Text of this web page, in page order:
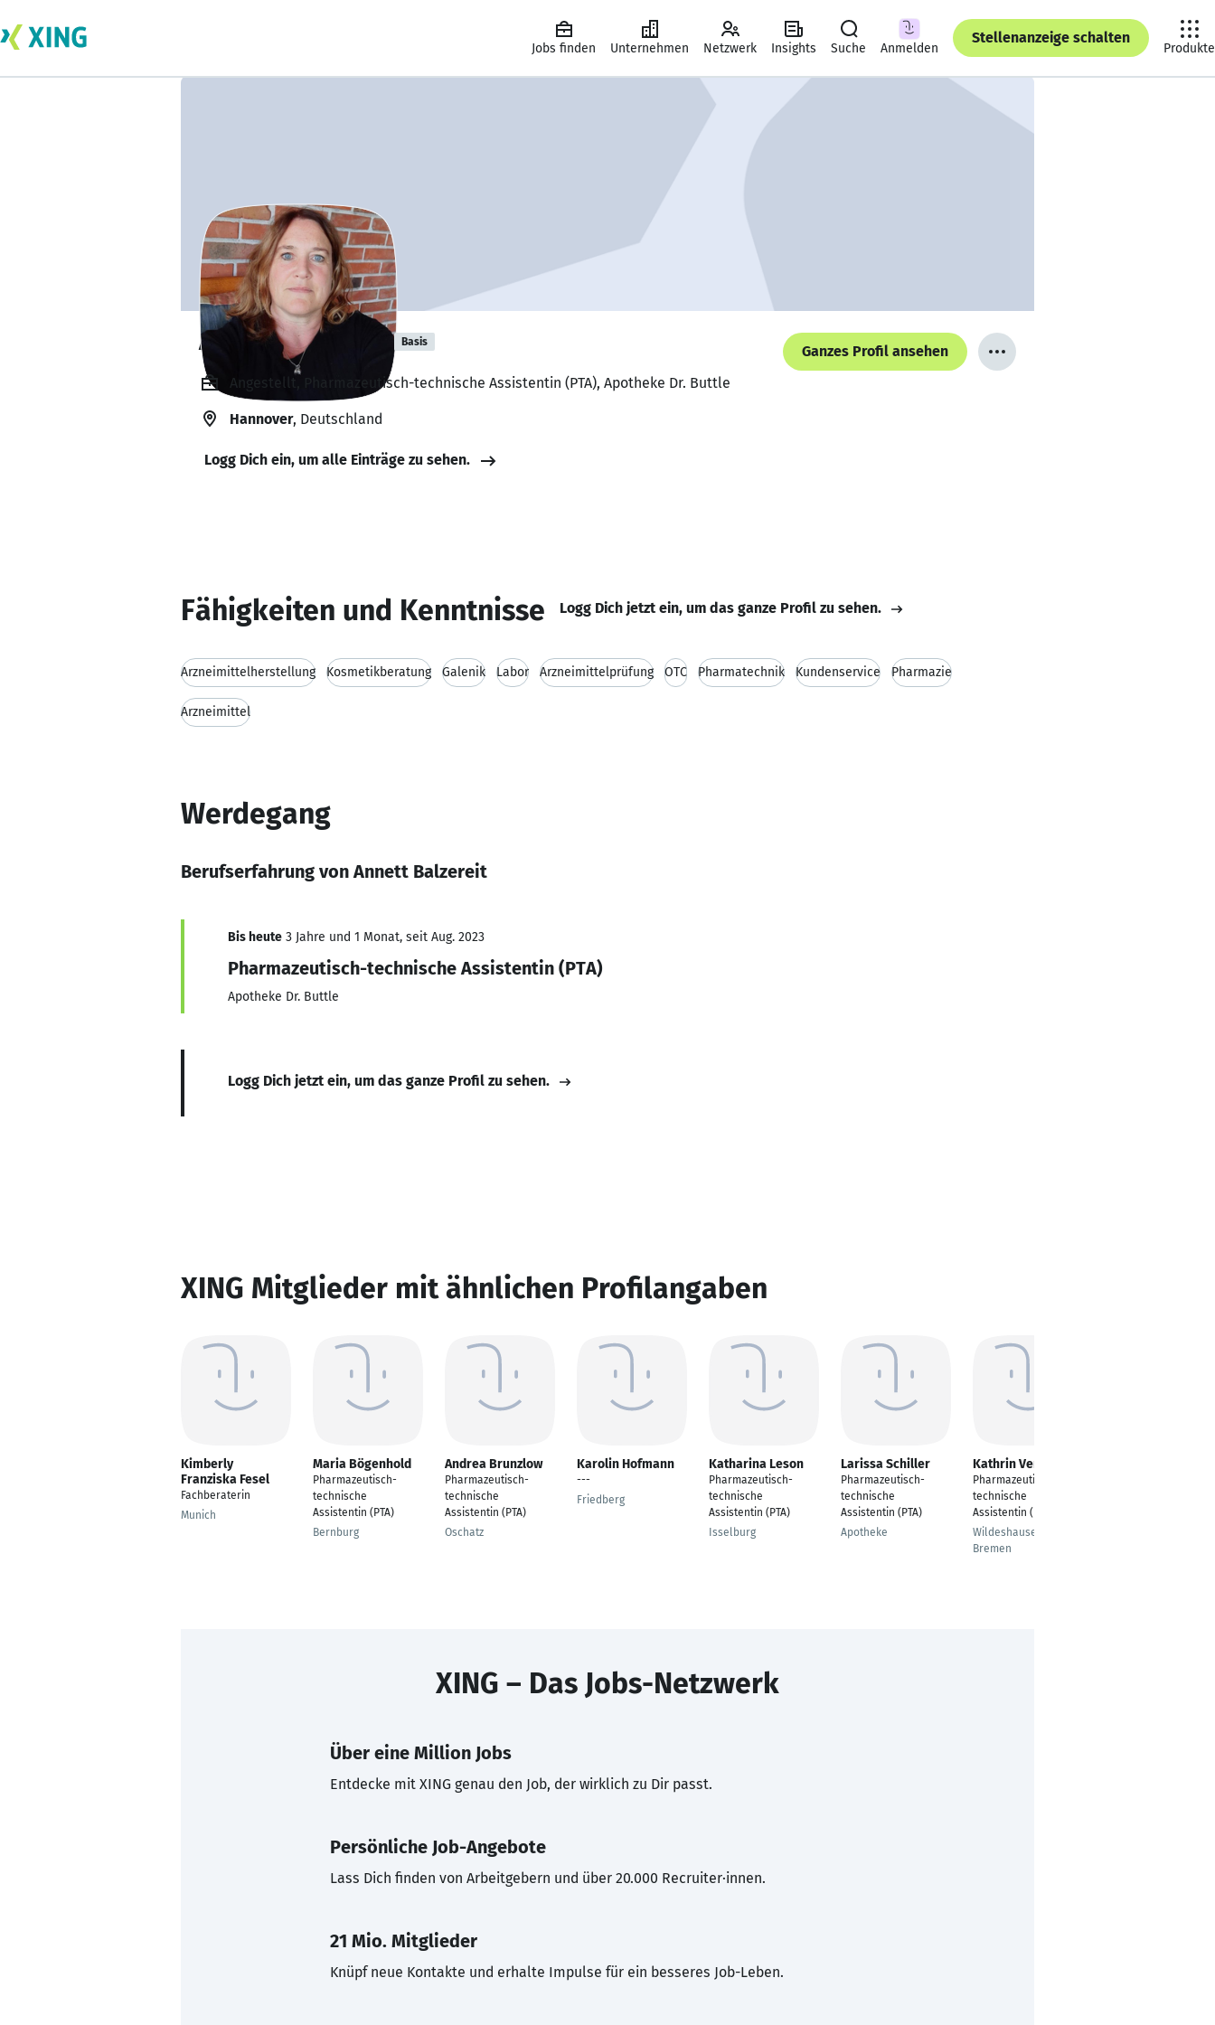
Jobs finden Unternehmen Netzwerk Insights Suche Anmelden
Stellenanzeige schalten
Produkte
Annett Balzereit Basis
Ganzes Profil ansehen
Angestellt, Pharmazeutisch-technische Assistentin (PTA), Apotheke Dr. Buttle
Hannover, Deutschland
Logg Dich ein, um alle Einträge zu sehen.
Fähigkeiten und Kenntnisse Logg Dich jetzt ein, um das ganze Profil zu sehen.
Arzneimittelherstellung Kosmetikberatung Galenik Labor Arzneimittelprüfung OTC Pharmatechnik Kundenservice Pharmazie
Arzneimittel
Werdegang
Berufserfahrung von Annett Balzereit
Bis heute 3 Jahre und 1 Monat, seit Aug. 2023
Pharmazeutisch-technische Assistentin (PTA)
Apotheke Dr. Buttle
Logg Dich jetzt ein, um das ganze Profil zu sehen.
XING Mitglieder mit ähnlichen Profilangaben
Kimberly
Franziska Fesel
Fachberaterin
Munich
Maria Bögenhold
Pharmazeutisch-
technische
Assistentin (PTA)
Bernburg
Andrea Brunzlow
Pharmazeutisch-
technische
Assistentin (PTA)
Oschatz
Karolin Hofmann
---
Friedberg
Katharina Leson
Pharmazeutisch-
technische
Assistentin (PTA)
Isselburg
Larissa Schiller
Pharmazeutisch-
technische
Assistentin (PTA)
Apotheke
Kathrin Verhoeven
Pharmazeutisch-
technische
Assistentin (PTA)
Wildeshausen /
Bremen
XING – Das Jobs-Netzwerk
Über eine Million Jobs
Entdecke mit XING genau den Job, der wirklich zu Dir passt.
Persönliche Job-Angebote
Lass Dich finden von Arbeitgebern und über 20.000 Recruiter·innen.
21 Mio. Mitglieder
Knüpf neue Kontakte und erhalte Impulse für ein besseres Job-Leben.